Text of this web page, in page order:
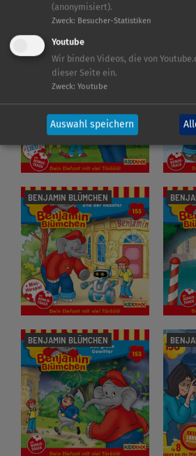
BENJAMIN BLÜMCHEN
BENJAMIN BLÜMCHEN
BENJAMIN BLÜMCHEN
(anonymisiert).
Zweck: Besucher-Statistiken
Youtube
Wir binden Videos, die von
dieser Seite ein.
Zweck: Youtube
Auswahl speichern